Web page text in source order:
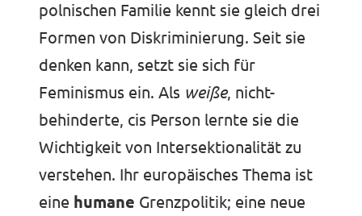
polnischen Familie kennt sie gleich drei
Formen von Diskriminierung. Seit sie
denken kann, setzt sie sich für
Feminismus ein. Als weiße, nicht-
behinderte, cis Person lernte sie die
Wichtigkeit von Intersektionalität zu
verstehen. Ihr europäisches Thema ist
eine humane Grenzpolitik; eine neue